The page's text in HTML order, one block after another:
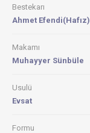
Bestekarı
Ahmet Efendi(Hafız)
Makamı
Muhayyer Sünbüle
Usulü
Evsat
Formu